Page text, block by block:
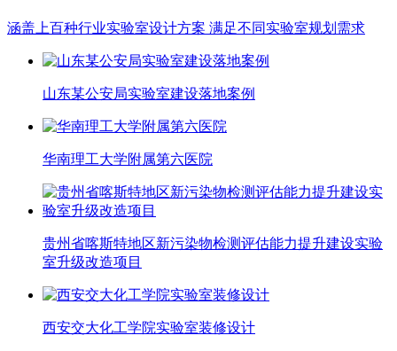
涵盖上百种行业实验室设计方案 满足不同实验室规划需求
山东某公安局实验室建设落地案例
华南理工大学附属第六医院
贵州省喀斯特地区新污染物检测评估能力提升建设实验
室升级改造项目
西安交大化工学院实验室装修设计